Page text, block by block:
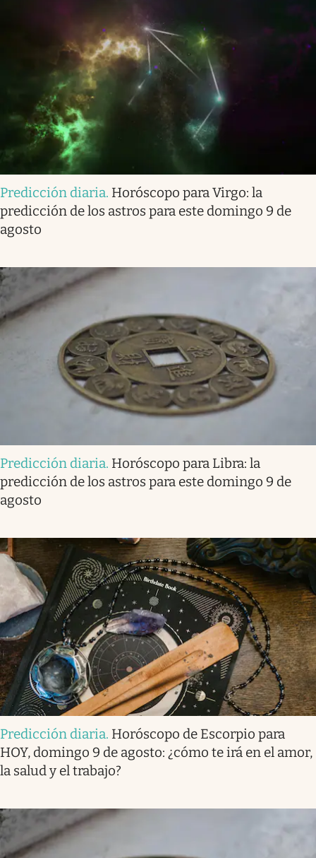
Predicción diaria. Horóscopo para Virgo: la
predicción de los astros para este domingo 9 de
agosto
Predicción diaria. Horóscopo para Libra: la
predicción de los astros para este domingo 9 de
agosto
Predicción diaria. Horóscopo de Escorpio para
HOY, domingo 9 de agosto: ¿cómo te irá en el amor,
la salud y el trabajo?